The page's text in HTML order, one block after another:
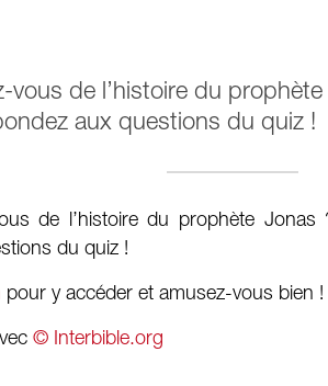
vous de l’histoire du
aux questions du quiz !
de l’histoire du prophète
du quiz !
pour y accéder et amusez-vous bien !
© Interbible.org